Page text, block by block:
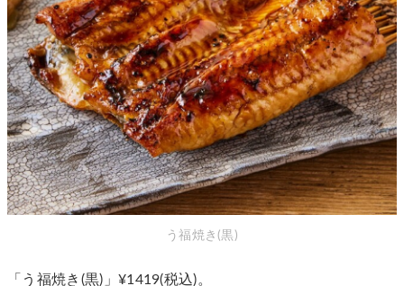
う福焼き(黒)
「う福焼き(黒)」¥1419(税込)。